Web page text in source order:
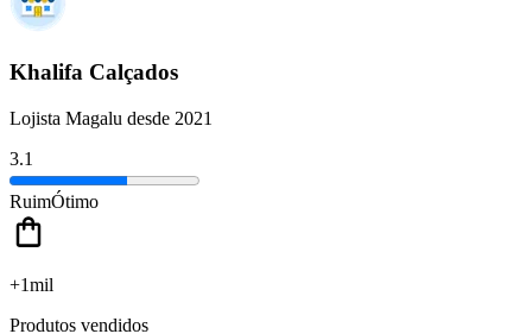
Khalifa Calçados
Lojista Magalu desde 2021
3.1
RuimÓtimo
+1mil
Produtos vendidos